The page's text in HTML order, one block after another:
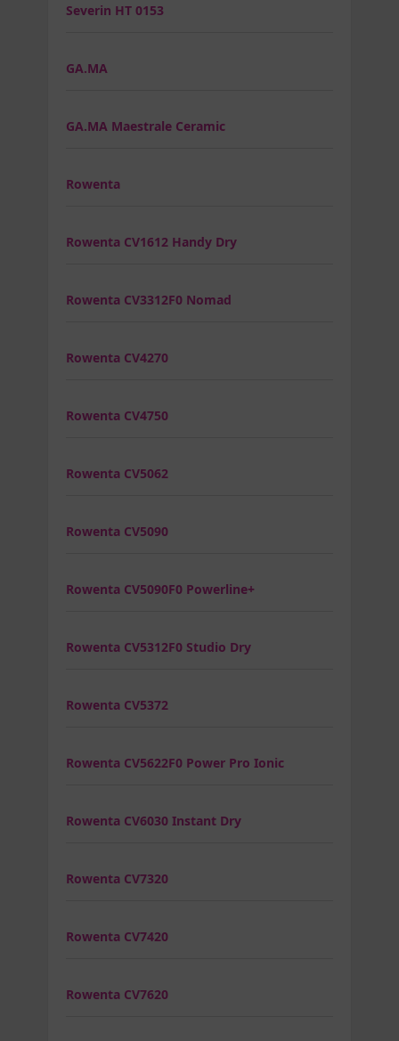
Severin HT 0153
GA.MA
GA.MA Maestrale Ceramic
Rowenta
Rowenta CV1612 Handy Dry
Rowenta CV3312F0 Nomad
Rowenta CV4270
Rowenta CV4750
Rowenta CV5062
Rowenta CV5090
Rowenta CV5090F0 Powerline+
Rowenta CV5312F0 Studio Dry
Rowenta CV5372
Rowenta CV5622F0 Power Pro Ionic
Rowenta CV6030 Instant Dry
Rowenta CV7320
Rowenta CV7420
Rowenta CV7620